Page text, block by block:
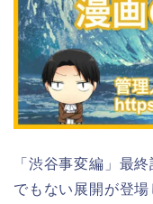
「渋谷事変編」最
でもない展開が登場